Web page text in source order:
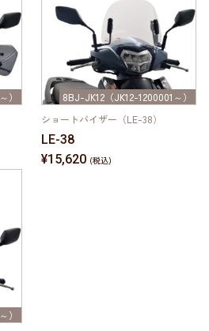
）
8BJ-JK12（JK12-1200001～）
ショートバイザー（LE-38）
LE-38
¥15,620
）